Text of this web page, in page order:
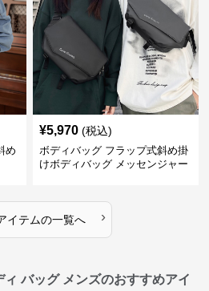
め
¥5,970 (税込)
ボディバッグ フラップ式斜め掛
けボディバッグ メッセンジャー
イテムの一覧へ ›
バッグ メンズのおすすめアイ